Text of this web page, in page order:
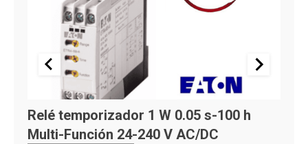
Relé temporizador 1 W 0.05 s-100 h
Multi-Función 24-240 V AC/DC